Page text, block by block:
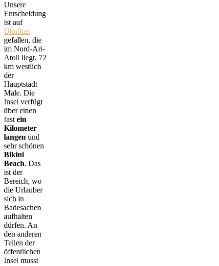
Unsere
Entscheidung
ist auf
Ukulhas
gefallen, die
im Nord-Ari-
Atoll liegt, 72
km westlich
der
Hauptstadt
Male. Die
Insel verfügt
über einen
fast ein
Kilometer
langen und
sehr schönen
Bikini
Beach. Das
ist der
Bereich, wo
die Urlauber
sich in
Badesachen
aufhalten
dürfen. An
den anderen
Teilen der
öffentlichen
Insel musst